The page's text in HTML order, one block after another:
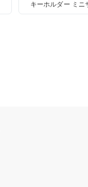
キーホルダー ミニ